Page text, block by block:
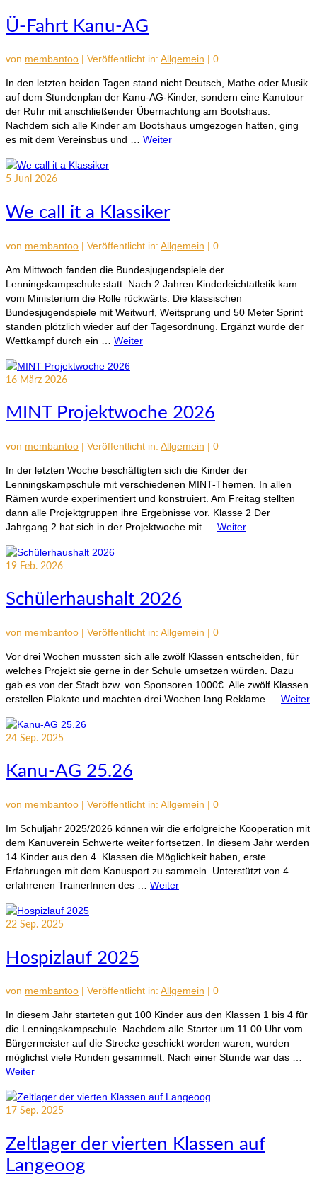
Ü-Fahrt Kanu-AG
von membantoo | Veröffentlicht in: Allgemein | 0
In den letzten beiden Tagen stand nicht Deutsch, Mathe oder Musik
auf dem Stundenplan der Kanu-AG-Kinder, sondern eine Kanutour
der Ruhr mit anschließender Übernachtung am Bootshaus.
Nachdem sich alle Kinder am Bootshaus umgezogen hatten, ging
es mit dem Vereinsbus und … Weiter
5 Juni 2026
We call it a Klassiker
von membantoo | Veröffentlicht in: Allgemein | 0
Am Mittwoch fanden die Bundesjugendspiele der
Lenningskampschule statt. Nach 2 Jahren Kinderleichtatletik kam
vom Ministerium die Rolle rückwärts. Die klassischen
Bundesjugendspiele mit Weitwurf, Weitsprung und 50 Meter Sprint
standen plötzlich wieder auf der Tagesordnung. Ergänzt wurde der
Wettkampf durch ein … Weiter
16 März 2026
MINT Projektwoche 2026
von membantoo | Veröffentlicht in: Allgemein | 0
In der letzten Woche beschäftigten sich die Kinder der
Lenningskampschule mit verschiedenen MINT-Themen. In allen
Rämen wurde experimentiert und konstruiert. Am Freitag stellten
dann alle Projektgruppen ihre Ergebnisse vor. Klasse 2 Der
Jahrgang 2 hat sich in der Projektwoche mit … Weiter
19 Feb. 2026
Schülerhaushalt 2026
von membantoo | Veröffentlicht in: Allgemein | 0
Vor drei Wochen mussten sich alle zwölf Klassen entscheiden, für
welches Projekt sie gerne in der Schule umsetzen würden. Dazu
gab es von der Stadt bzw. von Sponsoren 1000€. Alle zwölf Klassen
erstellen Plakate und machten drei Wochen lang Reklame … Weiter
24 Sep. 2025
Kanu-AG 25.26
von membantoo | Veröffentlicht in: Allgemein | 0
Im Schuljahr 2025/2026 können wir die erfolgreiche Kooperation mit
dem Kanuverein Schwerte weiter fortsetzen. In diesem Jahr werden
14 Kinder aus den 4. Klassen die Möglichkeit haben, erste
Erfahrungen mit dem Kanusport zu sammeln. Unterstützt von 4
erfahrenen TrainerInnen des … Weiter
22 Sep. 2025
Hospizlauf 2025
von membantoo | Veröffentlicht in: Allgemein | 0
In diesem Jahr starteten gut 100 Kinder aus den Klassen 1 bis 4 für
die Lenningskampschule. Nachdem alle Starter um 11.00 Uhr vom
Bürgermeister auf die Strecke geschickt worden waren, wurden
möglichst viele Runden gesammelt. Nach einer Stunde war das …
Weiter
17 Sep. 2025
Zeltlager der vierten Klassen auf
Langeoog